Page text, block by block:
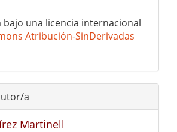
bajo una licencia internacional
Atribución-SinDerivadas
a
Martinell